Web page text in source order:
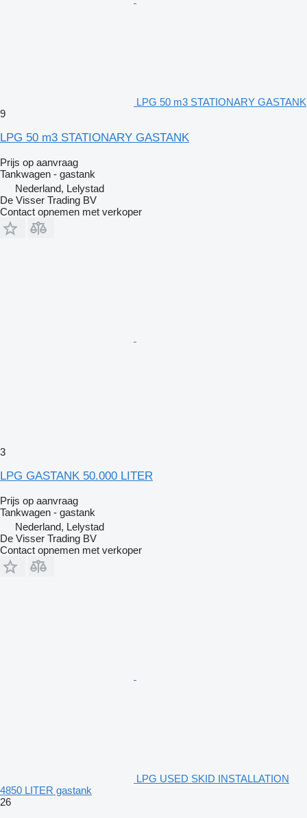
LPG 50 m3 STATIONARY GASTANK
9
LPG 50 m3 STATIONARY GASTANK
Prijs op aanvraag
Tankwagen - gastank
Nederland, Lelystad
De Visser Trading BV
Contact opnemen met verkoper
3
LPG GASTANK 50.000 LITER
Prijs op aanvraag
Tankwagen - gastank
Nederland, Lelystad
De Visser Trading BV
Contact opnemen met verkoper
LPG USED SKID INSTALLATION
4850 LITER gastank
26